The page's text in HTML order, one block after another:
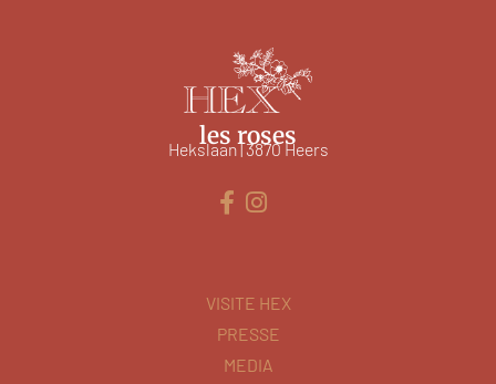
les roses
Hekslaan | 3870 Heers
VISITE HEX
PRESSE
MEDIA